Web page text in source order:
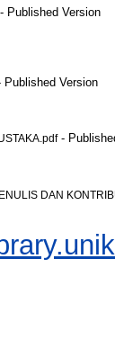
Published Version
Version
-
DAN